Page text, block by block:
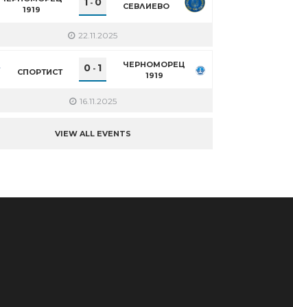
1919
- СЕВЛИЕВО
22.11.2025
СПОРТИСТ 0 - 1
ЧЕРНОМОРЕЦ
1919
16.11.2025
VIEW ALL EVENTS